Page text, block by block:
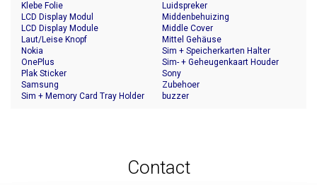
Klebe Folie
LCD Display Modul
LCD Display Module
Laut/Leise Knopf
Luidspreker
Middenbehuizing
Middle Cover
Mittel Gehäuse
Nokia
OnePlus
Plak Sticker
Samsung
Sim + Memory Card Tray Holder
Sim + Speicherkarten Halter
Sim- + Geheugenkaart Houder
Sony
Zubehoer
buzzer
Contact